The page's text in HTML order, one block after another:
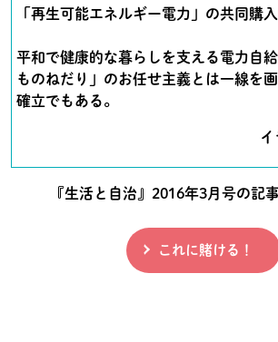
「再生可能エネルギー電力」の共同購
平和で健康的な暮らしを支える電力自
ものねだり」のお任せ主義とは一線を
確立でもある。
『生活と自治』2016年3月号の記
これに賭ける！